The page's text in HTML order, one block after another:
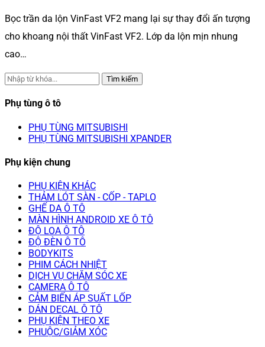
Bọc trần da lộn VinFast VF2 mang lại sự thay đổi ấn tượng
cho khoang nội thất VinFast VF2. Lớp da lộn mịn nhung
cao…
Tìm kiếm
Phụ tùng ô tô
PHỤ TÙNG MITSUBISHI
PHỤ TÙNG MITSUBISHI XPANDER
Phụ kiện chung
PHỤ KIỆN KHÁC
THẢM LÓT SÀN - CỐP - TAPLO
GHẾ DA Ô TÔ
MÀN HÌNH ANDROID XE Ô TÔ
ĐỘ LOA Ô TÔ
ĐỘ ĐÈN Ô TÔ
BODYKITS
PHIM CÁCH NHIỆT
DỊCH VỤ CHĂM SÓC XE
CAMERA Ô TÔ
CẢM BIẾN ÁP SUẤT LỐP
DÁN DECAL Ô TÔ
PHỤ KIỆN THEO XE
PHUỘC/GIẢM XÓC